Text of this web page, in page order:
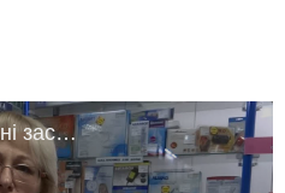
Заспокійливі та снодійні засоби.